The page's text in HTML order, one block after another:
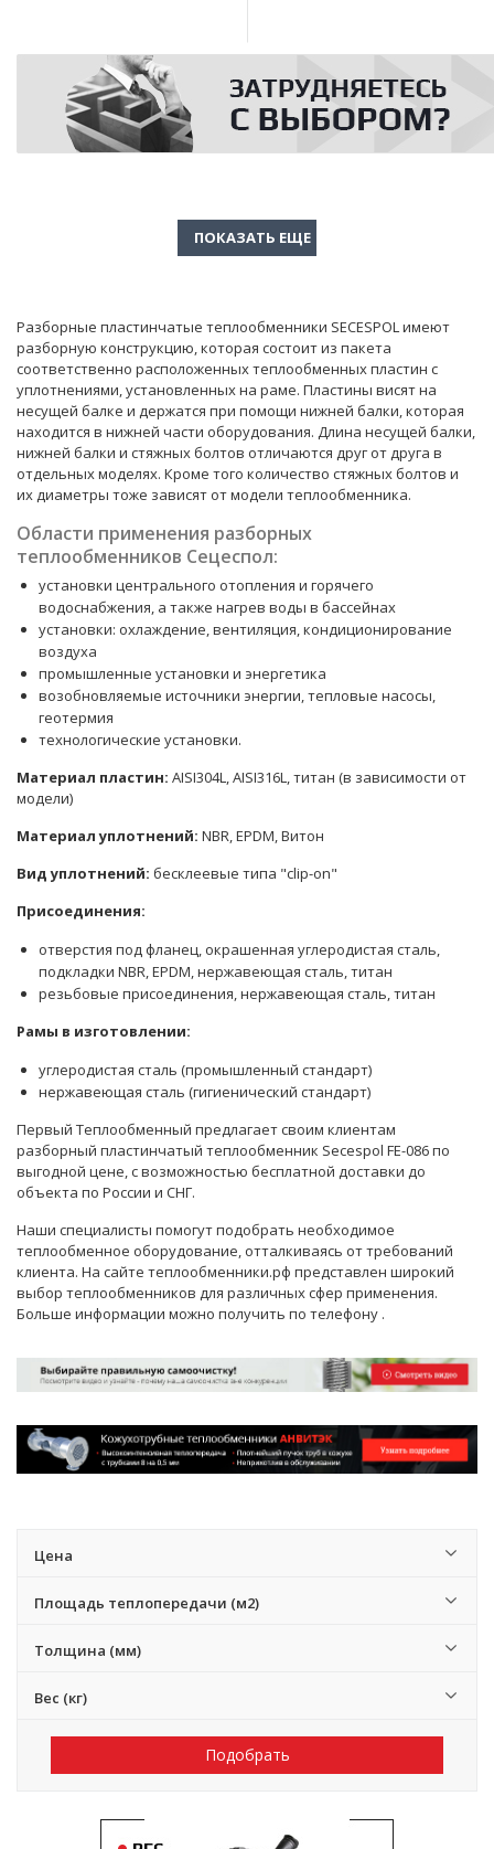
Разборные пластинчатые теплообменники SECESPOL имеют
разборную конструкцию, которая состоит из пакета
соответственно расположенных теплообменных пластин с
уплотнениями, установленных на раме. Пластины висят на
несущей балке и держатся при помощи нижней балки, которая
находится в нижней части оборудования. Длина несущей балки,
нижней балки и cтяжных болтов отличаются друг от друга в
отдельных моделях. Кроме того количество стяжных болтов и
их диаметры тоже зависят от модели теплообменника.
Области применения разборных
теплообменников Сецеспол:
установки центрального отопления и горячего
водоснабжения, а также нагрев воды в бассейнах
установки: охлаждение, вентиляция, кондиционирование
воздуха
промышленные установки и энергетика
возобновляемые источники энергии, тепловые насосы,
геотермия
технологические установки.
Материал пластин: AISI304L, AISI316L, титан (в зависимости от
модели)
Материал уплотнений: NBR, EPDM, Витон
Вид уплотнений: бесклеевые типа "clip-on"
Присоединения:
отверстия под фланец, окрашенная углеродистая сталь,
подкладки NBR, EPDM, нержавеющая сталь, титан
резьбовые присоединения, нержавеющая сталь, титан
Рамы в изготовлении:
углеродистая сталь (промышленный стандарт)
нержавеющая сталь (гигиенический стандарт)
Первый Теплообменный предлагает своим клиентам
разборный пластинчатый теплообменник Secespol FE-086 по
выгодной цене, с возможностью бесплатной доставки до
объекта по России и СНГ.
Наши специалисты помогут подобрать необходимое
теплообменное оборудование, отталкиваясь от требований
клиента. На сайте теплообменники.рф представлен широкий
выбор теплообменников для различных сфер применения.
Больше информации можно получить по телефону .
Цена
Площадь теплопередачи (м2)
Толщина (мм)
Вес (кг)
Подобрать